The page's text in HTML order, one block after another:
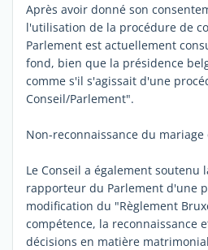
Après avoir donné son
l'utilisation de la procédure de
Parlement est actuellement
fond, bien que la présidence
comme s'il s'agissait d'une
Conseil/Parlement".
Non-reconnaissance du
Le Conseil a également soutenu
rapporteur du Parlement d'une
modification du "Règlement
compétence, la reconnaissance
décisions en matière